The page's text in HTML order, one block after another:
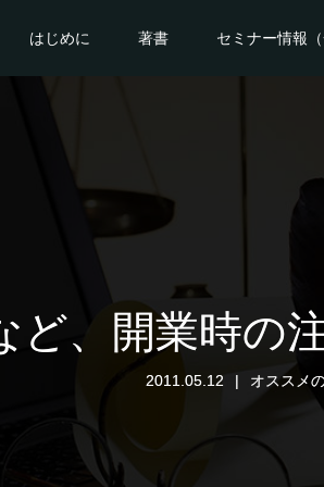
はじめに 著書 セミナー情報（
ど、開業時の
2011.05.12 オススメ